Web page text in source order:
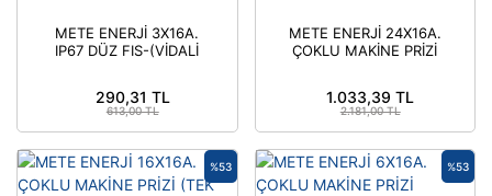
METE ENERJİ 3X16A.
IP67 DÜZ FIS-(VİDALİ
290,31 TL
613,00 TL
METE ENERJİ 24X16A.
ÇOKLU MAKİNE PRİZİ
- 403730S
1.033,39 TL
2.181,00 TL
%53 %53